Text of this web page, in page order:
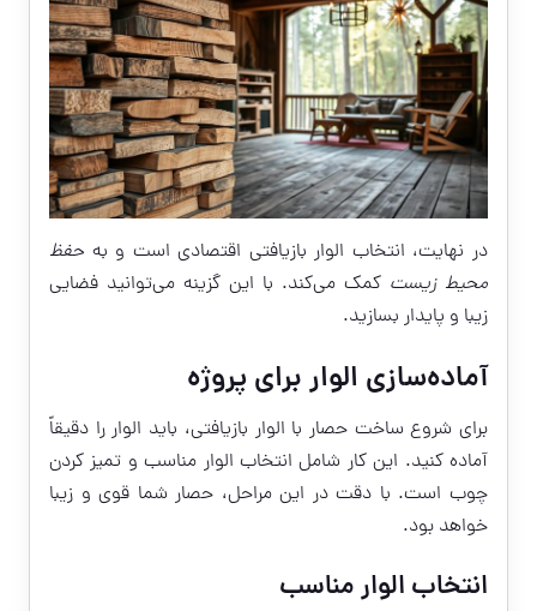
در نهایت، انتخاب الوار بازیافتی اقتصادی است و به حفظ
محیط زیست کمک می‌کند. با این گزینه می‌توانید فضایی
زیبا و پایدار بسازید.
آماده‌سازی الوار برای پروژه
برای شروع ساخت حصار با الوار بازیافتی، باید الوار را دقیقاً
آماده کنید. این کار شامل انتخاب الوار مناسب و تمیز کردن
چوب است. با دقت در این مراحل، حصار شما قوی و زیبا
خواهد بود.
انتخاب الوار مناسب